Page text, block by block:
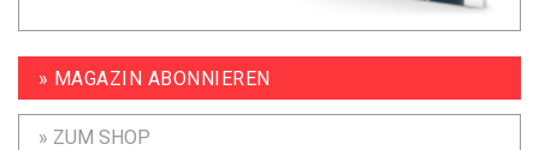
» MAGAZIN ABONNIEREN
» ZUM SHOP